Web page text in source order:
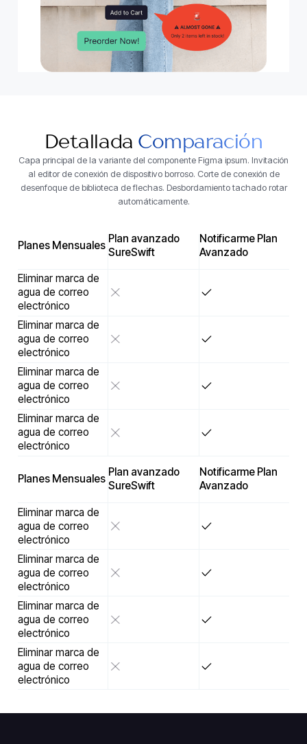
Detallada Comparación
Capa principal de la variante del componente Figma ipsum. Invitación
al editor de conexión de dispositivo borroso. Corte de conexión de
desenfoque de biblioteca de flechas. Desbordamiento tachado rotar
automáticamente.
Planes Mensuales
Eliminar marca de
agua de correo
electrónico
Eliminar marca de
agua de correo
electrónico
Eliminar marca de
agua de correo
electrónico
Eliminar marca de
agua de correo
electrónico
Plan avanzado
SureSwift
Notificarme Plan
Avanzado
Planes Mensuales
Eliminar marca de
agua de correo
electrónico
Eliminar marca de
agua de correo
electrónico
Eliminar marca de
agua de correo
electrónico
Eliminar marca de
agua de correo
electrónico
Plan avanzado
SureSwift
Notificarme Plan
Avanzado